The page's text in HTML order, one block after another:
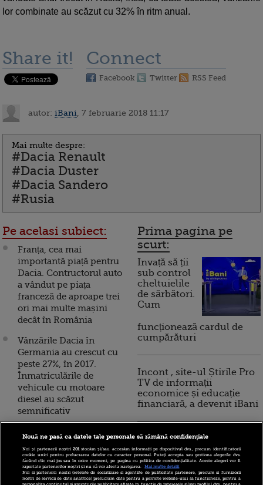
lor combinate au scăzut cu 32% în ritm anual.
Share it! Connect
Facebook Twitter RSS Feed
autor: iBani , 7 februarie 2018 11:17
Mai multe despre:
#Dacia Renault
#Dacia Duster
#Dacia Sandero
#Rusia
Pe acelasi subiect:
Franța, cea mai
importantă piață pentru
Dacia. Contructorul auto
a vândut pe piața
franceză de aproape trei
ori mai multe mașini
decât în România
Vânzările Dacia în
Germania au crescut cu
peste 27%, în 2017.
Înmatriculările de
vehicule cu motoare
diesel au scăzut
semnificativ
România, între primii 10
producători de maşini
din UE, în 2017.
Europenii preferă Dacia
Prima pagina pe
scurt:
Invață să ții
sub control
cheltuielile
de sărbători.
Cum
funcționează cardul de
cumpărături
Incont , site-ul Știrile Pro
TV de informații
economice și educație
financiară, a devenit iBani
10 reguli pentru decizii
financiare inteligente
Nouă ne pasă ca datele tale personale să rămână confidențiale
Noi și partenerii noștri201stocăm și/sau accesăm informații pe dispozitivul dvs., precum identificatorii
cookie unici pentru prelucrarea datelor cu caracter personal. Puteți accepta sau gestiona alegerile dvs.
făcând clic mai jos sau în orice moment, pe pagina cu politica de confidențialitate. Aceste alegeri vor fi
raportate partenerilor noștri și nu vă vor afecta navigarea.
Mai multe detalii
Noi si partenerii nostri (retelele de socializare si agentiile de publicitate partenere, precum si furnizorii
nostri de servicii de date analitice) prelucram date pentru a permite website-ului sa functioneze, pentru a